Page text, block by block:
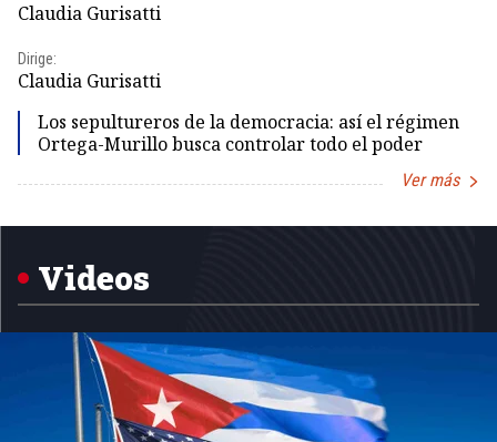
Claudia Gurisatti
Dirige:
Claudia Gurisatti
Los sepultureros de la democracia: así el régimen
Ortega-Murillo busca controlar todo el poder
Ver más
Videos